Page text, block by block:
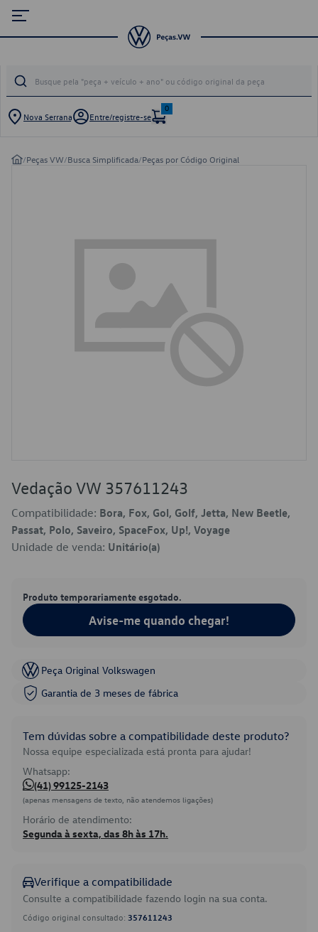
Nova Serrana Entre/registre-se
0
/Peças VW/Busca Simplificada/Peças por Código Original
Vedação VW 357611243
Compatibilidade: Bora, Fox, Gol, Golf, Jetta, New Beetle,
Passat, Polo, Saveiro, SpaceFox, Up!, Voyage
Unidade de venda: Unitário(a)
Produto temporariamente esgotado.
Avise-me quando chegar!
Peça Original Volkswagen
Garantia de 3 meses de fábrica
Tem dúvidas sobre a compatibilidade deste produto?
Nossa equipe especializada está pronta para ajudar!
Whatsapp:
(41) 99125-2143
(apenas mensagens de texto, não atendemos ligações)
Horário de atendimento:
Segunda à sexta, das 8h às 17h.
Verifique a compatibilidade
Consulte a compatibilidade fazendo login na sua conta.
Código original consultado: 357611243